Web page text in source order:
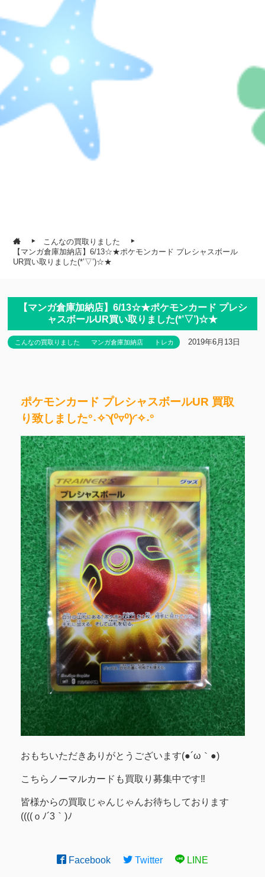
こんなの買取りました
【マンガ倉庫加納店】6/13☆★ポケモンカード プレシャスボール
UR買い取りました(*’▽’)☆★
【マンガ倉庫加納店】6/13☆★ポケモンカード プレシ
ャスボールUR買い取りました(*’▽’)☆★
こんなの買取りました マンガ倉庫加納店 トレカ 2019年6月13日
ポケモンカード プレシャスボールUR 買取
り致しました°˖✧◝(⁰▿⁰)◜✧˖°
おもちいただきありがとうございます(●´ω｀●)
こちらノーマルカードも買取り募集中です‼
皆様からの買取じゃんじゃんお待ちしております
((((ｏﾉ´3｀)ﾉ
Facebook Twitter LINE